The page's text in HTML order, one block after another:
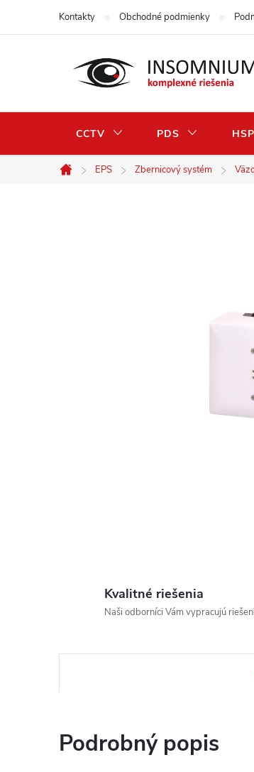
Kontakty Obchodné podmienky
CCTV PDS
Domov
EPS Zbernicový systém
Kvalitné riešenia
Naši odborníci Vám vypracujú
Podrobný popis